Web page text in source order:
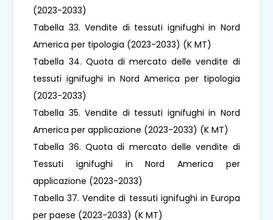
(2023-2033)
Tabella 33. Vendite di tessuti ignifughi in Nord
America per tipologia (2023-2033) (K MT)
Tabella 34. Quota di mercato delle vendite di
tessuti ignifughi in Nord America per tipologia
(2023-2033)
Tabella 35. Vendite di tessuti ignifughi in Nord
America per applicazione (2023-2033) (K MT)
Tabella 36. Quota di mercato delle vendite di
Tessuti ignifughi in Nord America per
applicazione (2023-2033)
Tabella 37. Vendite di tessuti ignifughi in Europa
per paese (2023-2033) (K MT)